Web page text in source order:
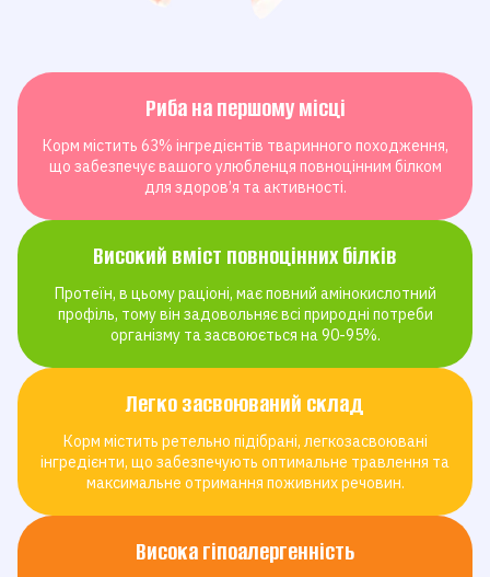
Риба на першому місці
Корм містить 63% інгредієнтів тваринного походження,
що забезпечує вашого улюбленця повноцінним білком
для здоров’я та активності.
Високий вміст повноцінних білків
Протеїн, в цьому раціоні, має повний амінокислотний
профіль, тому він задовольняє всі природні потреби
організму та засвоюється на 90-95%.
Легко засвоюваний склад
Корм містить ретельно підібрані, легкозасвоювані
інгредієнти, що забезпечують оптимальне травлення та
максимальне отримання поживних речовин.
Висока гіпоалергенність